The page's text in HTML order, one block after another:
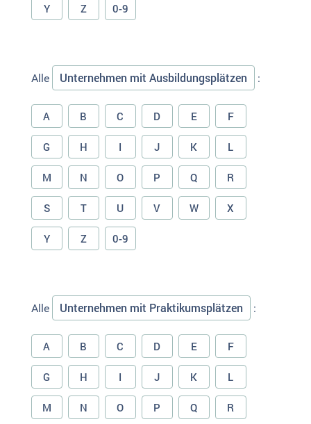
Y Z 0-9
Alle Unternehmen mit Ausbildungsplätzen :
A B C D E F
G H I J K L
M N O P Q R
S T U V W X
Y Z 0-9
Alle Unternehmen mit Praktikumsplätzen :
A B C D E F
G H I J K L
M N O P Q R